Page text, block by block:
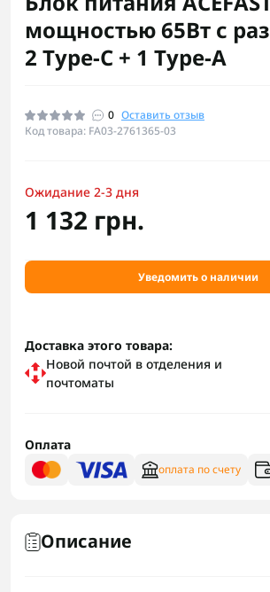
мощностью 65Вт с
2 Type-C + 1 Type-A
0 Оставить отзыв
Код товара: FA03-2761365-03
Ожидание 2-3 дня
1 132 грн.
Уведомить о наличии
Доставка этого товара:
Новой почтой в отделения и
почтоматы
Оплата
оплата по счету
Описание